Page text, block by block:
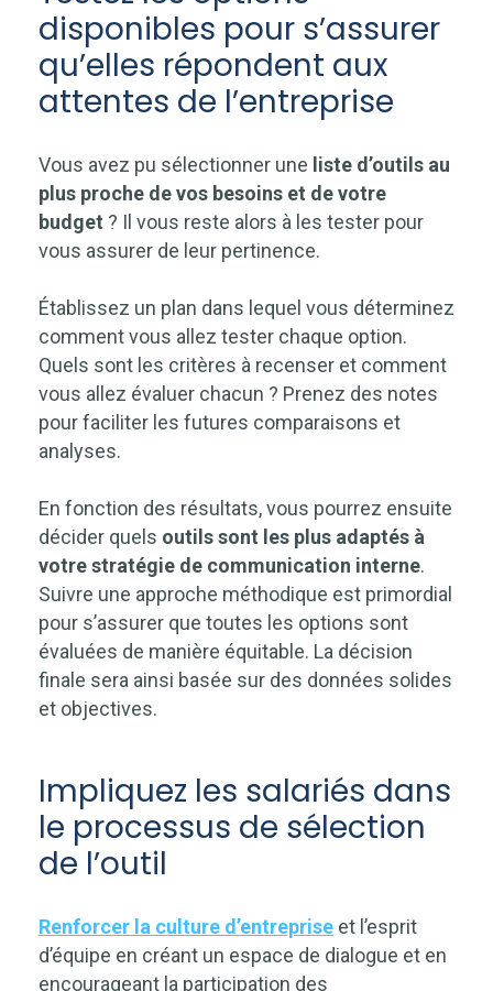
disponibles pour s’assurer
qu’elles répondent aux
attentes de l’entreprise
Vous avez pu sélectionner une liste d’outils au
plus proche de vos besoins et de votre
budget ? Il vous reste alors à les tester pour
vous assurer de leur pertinence.
Établissez un plan dans lequel vous déterminez
comment vous allez tester chaque option.
Quels sont les critères à recenser et comment
vous allez évaluer chacun ? Prenez des notes
pour faciliter les futures comparaisons et
analyses.
En fonction des résultats, vous pourrez ensuite
décider quels outils sont les plus adaptés à
votre stratégie de communication interne.
Suivre une approche méthodique est primordial
pour s’assurer que toutes les options sont
évaluées de manière équitable. La décision
finale sera ainsi basée sur des données solides
et objectives.
Impliquez les salariés dans
le processus de sélection
de l’outil
Renforcer la culture d’entreprise et l’esprit
d’équipe en créant un espace de dialogue et en
encourageant la participation des